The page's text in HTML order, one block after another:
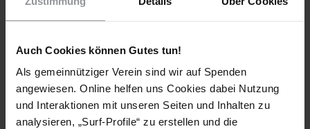
Auch Cookies können Gutes tun!
Als gemeinnütziger Verein sind wir auf Spenden
angewiesen. Online helfen uns Cookies dabei Nutzung
und Interaktionen mit unseren Seiten und Inhalten zu
analysieren, „Surf-Profile“ zu erstellen und die
Bleib informiert
Header
Text
Abonniere den Amnesty-Newsletter und mach dich
für die Menschenrechte stark!